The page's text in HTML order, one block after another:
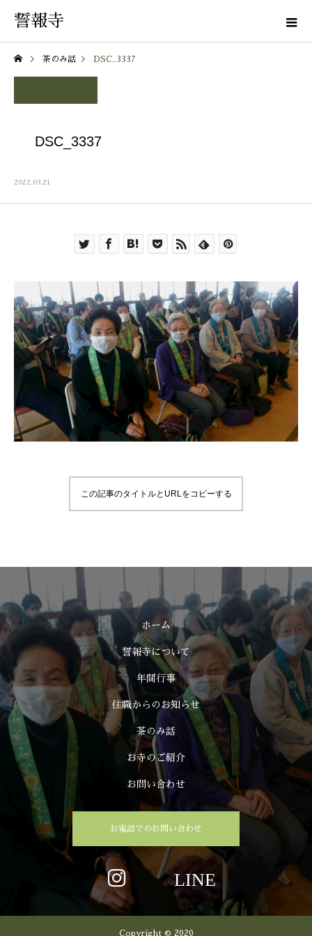
誓報寺
茶のみ話 DSC_3337
DSC_3337
2022.03.21
この記事のタイトルとURLをコピーする
ホーム
誓報寺について
年間行事
住職からのお知らせ
茶のみ話
お寺のご紹介
お問い合わせ
お電話でのお問い合わせ
Copyright © 2020